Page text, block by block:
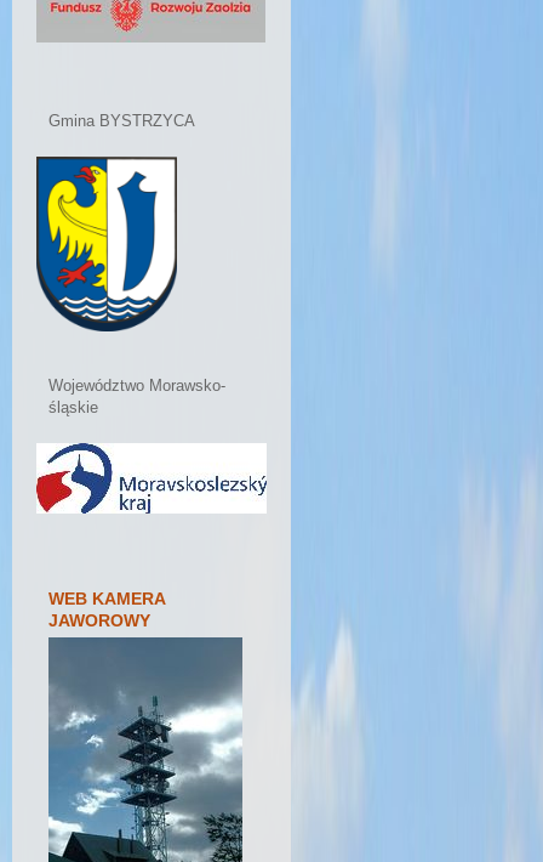
Gmina BYSTRZYCA
Województwo Morawsko-
śląskie
WEB KAMERA
JAWOROWY